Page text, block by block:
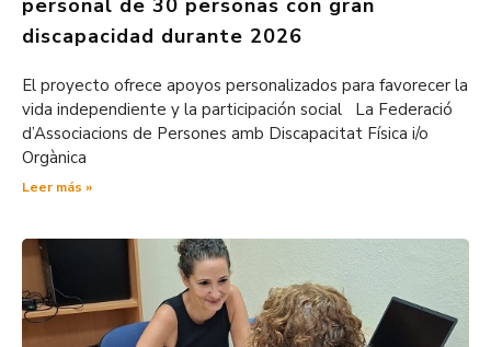
personal de 30 personas con gran
discapacidad durante 2026
El proyecto ofrece apoyos personalizados para favorecer la
vida independiente y la participación social La Federació
d’Associacions de Persones amb Discapacitat Física i/o
Orgànica
Leer más »